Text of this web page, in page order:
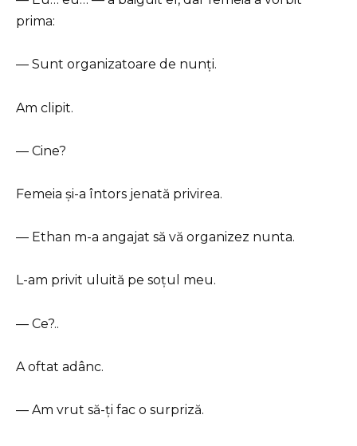
prima:
— Sunt organizatoare de nunți.
Am clipit.
— Cine?
Femeia și-a întors jenată privirea.
— Ethan m-a angajat să vă organizez nunta.
L-am privit uluită pe soțul meu.
— Ce?..
A oftat adânc.
— Am vrut să-ți fac o surpriză.